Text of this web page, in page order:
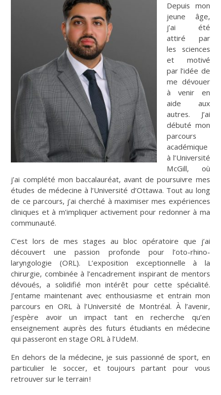
Depuis mon
jeune âge,
j’ai été
attiré par
les sciences
et motivé
par l’idée de
me dévouer
à venir en
aide aux
autres. J’ai
débuté mon
parcours
académique
à l’Université
McGill, où
j’ai complété mon baccalauréat, avant de poursuivre mes
études de médecine à l’Université d’Ottawa. Tout au long
de ce parcours, j’ai cherché à maximiser mes expériences
cliniques et à m’impliquer activement pour redonner à ma
communauté.
C’est lors de mes stages au bloc opératoire que j’ai
découvert une passion profonde pour l’oto-rhino-
laryngologie (ORL). L’exposition exceptionnelle à la
chirurgie, combinée à l’encadrement inspirant de mentors
dévoués, a solidifié mon intérêt pour cette spécialité.
J’entame maintenant avec enthousiasme et entrain mon
parcours en ORL à l’Université de Montréal. À l’avenir,
j’espère avoir un impact tant en recherche qu’en
enseignement auprès des futurs étudiants en médecine
qui passeront en stage ORL à l’UdeM.
En dehors de la médecine, je suis passionné de sport, en
particulier le soccer, et toujours partant pour vous
retrouver sur le terrain !